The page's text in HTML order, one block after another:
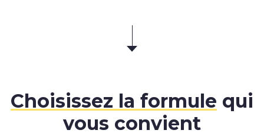
Choisissez la formule qui
vous convient